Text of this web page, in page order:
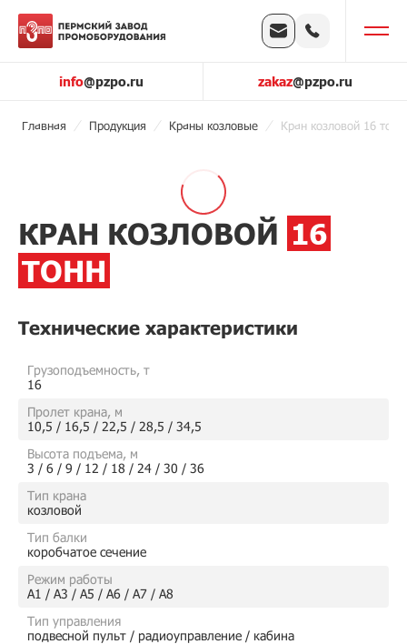
info@pzpo.ru zakaz@pzpo.ru
Главная Продукция Краны козловые Кран козловой 16 тонн
КРАН КОЗЛОВОЙ 16
ТОНН
Технические характеристики
Грузоподъемность, т
16
Пролет крана, м
10,5 / 16,5 / 22,5 / 28,5 / 34,5
Высота подъема, м
3 / 6 / 9 / 12 / 18 / 24 / 30 / 36
Тип крана
козловой
Тип балки
коробчатое сечение
Режим работы
А1 / А3 / А5 / А6 / А7 / А8
Тип управления
подвесной пульт / радиоуправление / кабина